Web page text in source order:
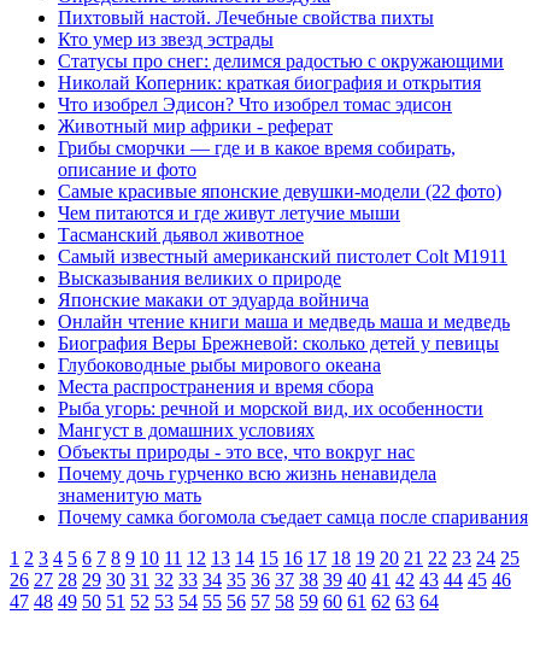
Пихтовый настой. Лечебные свойства пихты
Кто умер из звезд эстрады
Статусы про снег: делимся радостью с окружающими
Николай Коперник: краткая биография и открытия
Что изобрел Эдисон? Что изобрел томас эдисон
Животный мир африки - реферат
Грибы сморчки — где и в какое время собирать,
описание и фото
Самые красивые японские девушки-модели (22 фото)
Чем питаются и где живут летучие мыши
Тасманский дьявол животное
Самый известный американский пистолет Colt М1911
Высказывания великих о природе
Японские макаки от эдуарда войнича
Онлайн чтение книги маша и медведь маша и медведь
Биография Веры Брежневой: сколько детей у певицы
Глубоководные рыбы мирового океана
Места распространения и время сбора
Рыба угорь: речной и морской вид, их особенности
Мангуст в домашних условиях
Объекты природы - это все, что вокруг нас
Почему дочь гурченко всю жизнь ненавидела
знаменитую мать
Почему самка богомола съедает самца после спаривания
1 2 3 4 5 6 7 8 9 10 11 12 13 14 15 16 17 18 19 20 21 22 23 24 25
26 27 28 29 30 31 32 33 34 35 36 37 38 39 40 41 42 43 44 45 46
47 48 49 50 51 52 53 54 55 56 57 58 59 60 61 62 63 64